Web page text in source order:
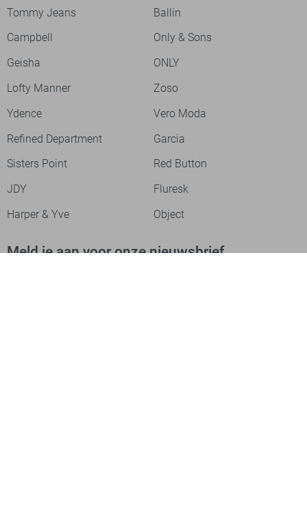
Tommy Jeans
Ballin
Campbell
Only & Sons
Geisha
ONLY
Lofty Manner
Zoso
Ydence
Vero Moda
Refined Department
Garcia
Sisters Point
Red Button
JDY
Fluresk
Harper & Yve
Object
Meld je aan voor onze nieuwsbrief